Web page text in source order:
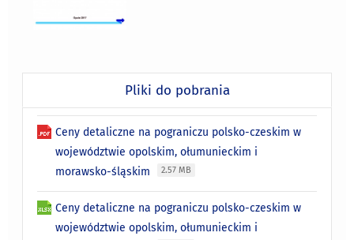
Pliki do pobrania
Ceny detaliczne na pograniczu polsko-czeskim w
województwie opolskim, ołumunieckim i
morawsko-śląskim
2.57 MB
Ceny detaliczne na pograniczu polsko-czeskim w
województwie opolskim, ołumunieckim i